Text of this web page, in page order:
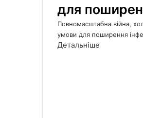
для
Повномасштабна війна,
умови для поширення
Детальніше